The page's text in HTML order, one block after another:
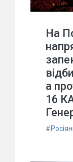
На
а
16
#